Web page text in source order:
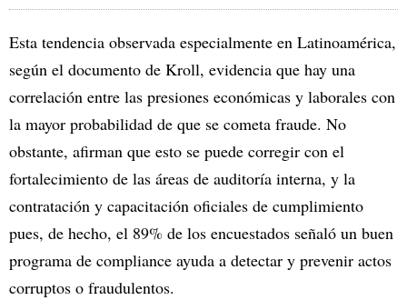
Esta tendencia observada especialmente en Latinoamérica,
según el documento de Kroll, evidencia que hay una
correlación entre las presiones económicas y laborales con
la mayor probabilidad de que se cometa fraude. No
obstante, afirman que esto se puede corregir con el
fortalecimiento de las áreas de auditoría interna, y la
contratación y capacitación oficiales de cumplimiento
pues, de hecho, el 89% de los encuestados señaló un buen
programa de compliance ayuda a detectar y prevenir actos
corruptos o fraudulentos.